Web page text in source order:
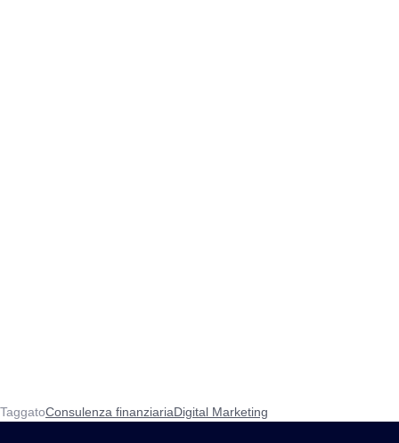
TaggatoConsulenza finanziariaDigital Marketing